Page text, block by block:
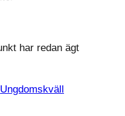
har redan ägt
Ungdomskväll